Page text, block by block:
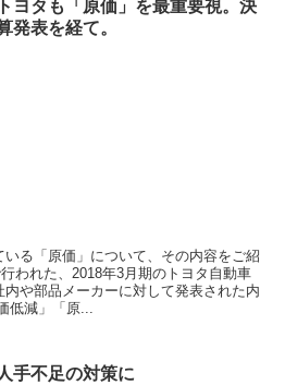
トヨタも「原価」を最重要視。決
発表を経て。
いる「原価」について、その内容をご紹
われた、2018年3月期のトヨタ自動車
や部品メーカーに対して発表された内
低減」「原...
人手不足の対策に